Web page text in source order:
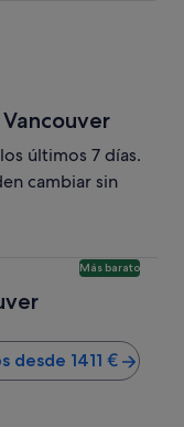
últimos 7 días.
cambiar sin
Más barato
desde 1411 €